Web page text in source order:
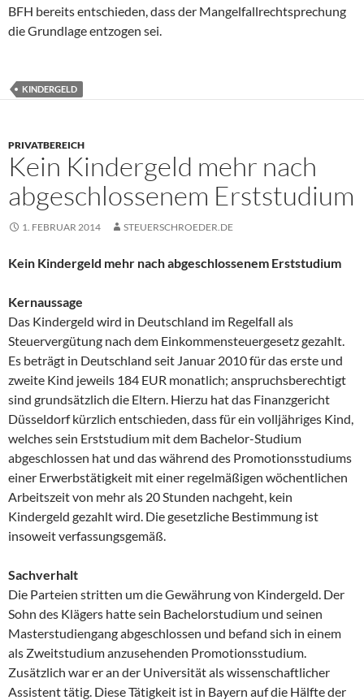
BFH bereits entschieden, dass der Mangelfallrechtsprechung
die Grundlage entzogen sei.
KINDERGELD
PRIVATBEREICH
Kein Kindergeld mehr nach
abgeschlossenem Erststudium
1. FEBRUAR 2014 STEUERSCHROEDER.DE
Kein Kindergeld mehr nach abgeschlossenem Erststudium
Kernaussage
Das Kindergeld wird in Deutschland im Regelfall als
Steuervergütung nach dem Einkommensteuergesetz gezahlt.
Es beträgt in Deutschland seit Januar 2010 für das erste und
zweite Kind jeweils 184 EUR monatlich; anspruchsberechtigt
sind grundsätzlich die Eltern. Hierzu hat das Finanzgericht
Düsseldorf kürzlich entschieden, dass für ein volljähriges Kind,
welches sein Erststudium mit dem Bachelor-Studium
abgeschlossen hat und das während des Promotionsstudiums
einer Erwerbstätigkeit mit einer regelmäßigen wöchentlichen
Arbeitszeit von mehr als 20 Stunden nachgeht, kein
Kindergeld gezahlt wird. Die gesetzliche Bestimmung ist
insoweit verfassungsgemäß.
Sachverhalt
Die Parteien stritten um die Gewährung von Kindergeld. Der
Sohn des Klägers hatte sein Bachelorstudium und seinen
Masterstudiengang abgeschlossen und befand sich in einem
als Zweitstudium anzusehenden Promotionsstudium.
Zusätzlich war er an der Universität als wissenschaftlicher
Assistent tätig. Diese Tätigkeit ist in Bayern auf die Hälfte der